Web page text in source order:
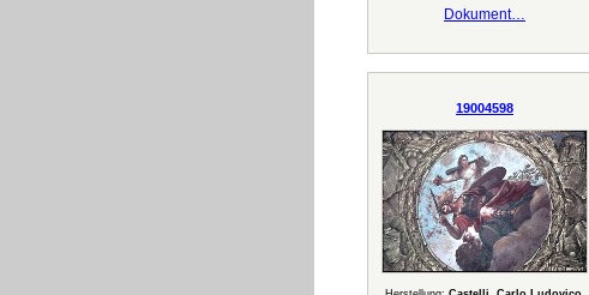
Dokument…
19004598